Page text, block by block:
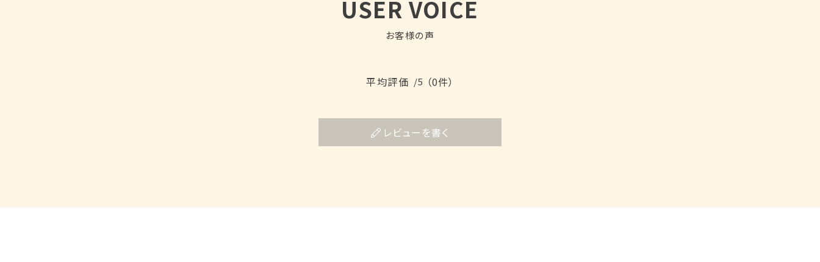
USER VOICE
お客様の声
平均評価 /5 （0件）
レビューを書く